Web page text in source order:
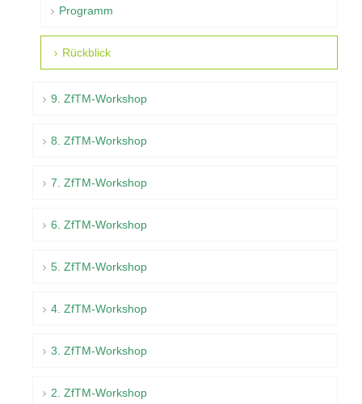
Programm
Rückblick
9. ZfTM-Workshop
8. ZfTM-Workshop
7. ZfTM-Workshop
6. ZfTM-Workshop
5. ZfTM-Workshop
4. ZfTM-Workshop
3. ZfTM-Workshop
2. ZfTM-Workshop